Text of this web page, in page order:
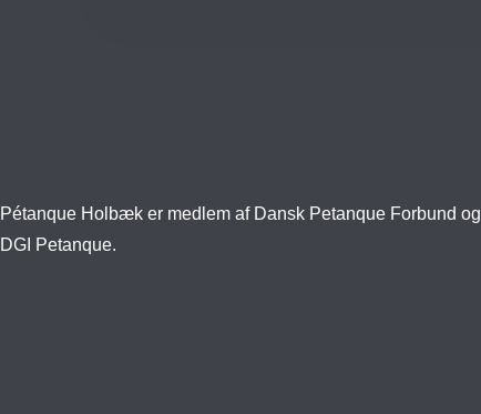
Pétanque Holbæk er medlem af Dansk Petanque Forbund og
DGI Petanque.